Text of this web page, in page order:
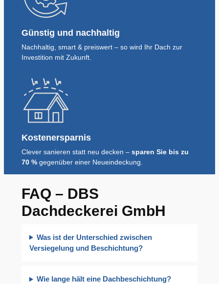
Günstig und nachhaltig
Nachhaltig, smart & preiswert – so wird Ihr Dach zur
Investition mit Zukunft.
Kostenersparnis
Clever sanieren statt neu decken – sparen Sie bis zu
70 %gegenüber einer Neueindeckung.
FAQ – DBS
Dachdeckerei GmbH
Was ist der Unterschied zwischen
Versiegelung und Beschichtung?
Wie lange hält eine Dachbeschichtung?